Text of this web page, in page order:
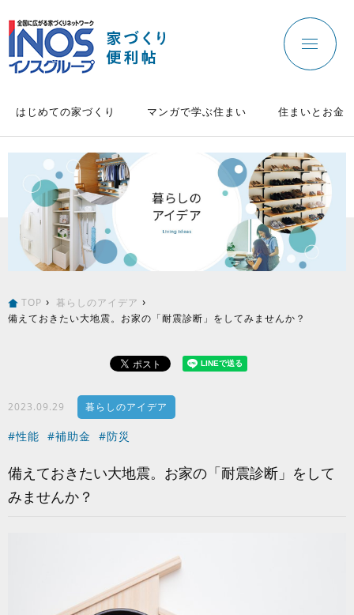
はじめての家づくり マンガで学ぶ住まい 住まいとお金
TOP
暮らしのアイデア
備えておきたい大地震。お家の「耐震診断」をしてみませんか？
2023.09.29 暮らしのアイデア
#性能 #補助金 #防災
備えておきたい大地震。お家の「耐震診断」をして
みませんか？